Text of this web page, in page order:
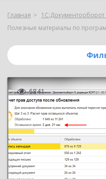
Главная
1С:Документооборот
Полезные материалы по
6841